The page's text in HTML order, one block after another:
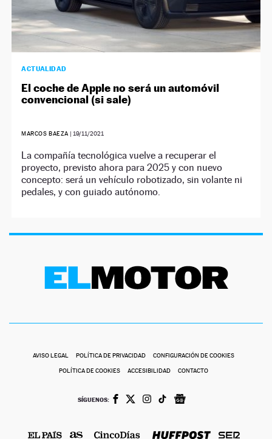
ACTUALIDAD
El coche de Apple no será un automóvil
convencional (si sale)
MARCOS BAEZA | 19/11/2021
La compañía tecnológica vuelve a recuperar el
proyecto, previsto ahora para 2025 y con nuevo
concepto: será un vehículo robotizado, sin volante ni
pedales, y con guiado autónomo.
AVISO LEGAL POLÍTICA DE PRIVACIDAD CONFIGURACIÓN DE COOKIES
POLÍTICA DE COOKIES ACCESIBILIDAD CONTACTO
SÍGUENOS: